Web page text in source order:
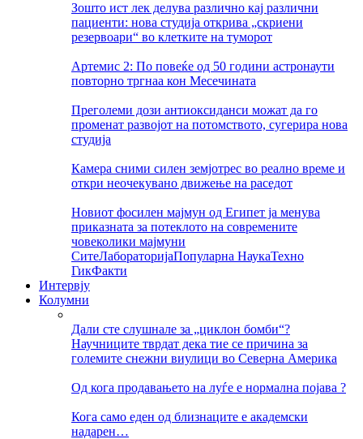
Зошто ист лек делува различно кај различни
пациенти: нова студија открива „скриени
резервоари“ во клетките на туморот
Артемис 2: По повеќе од 50 години астронаути
повторно тргнаа кон Месечината
Преголеми дози антиоксиданси можат да го
променат развојот на потомството, сугерира нова
студија
Камера сними силен земјотрес во реално време и
откри неочекувано движење на раседот
Новиот фосилен мајмун од Египет ја менува
приказната за потеклото на современите
човеколики мајмуни
СитеЛабораторијаПопуларна НаукаТехно
ГикФакти
Интервју
Колумни
Дали сте слушнале за „циклон бомби“?
Научниците тврдат дека тие се причина за
големите снежни виулици во Северна Америка
Од кога продавањето на луѓе е нормална појава ?
Кога само еден од близнаците е академски
надарен…